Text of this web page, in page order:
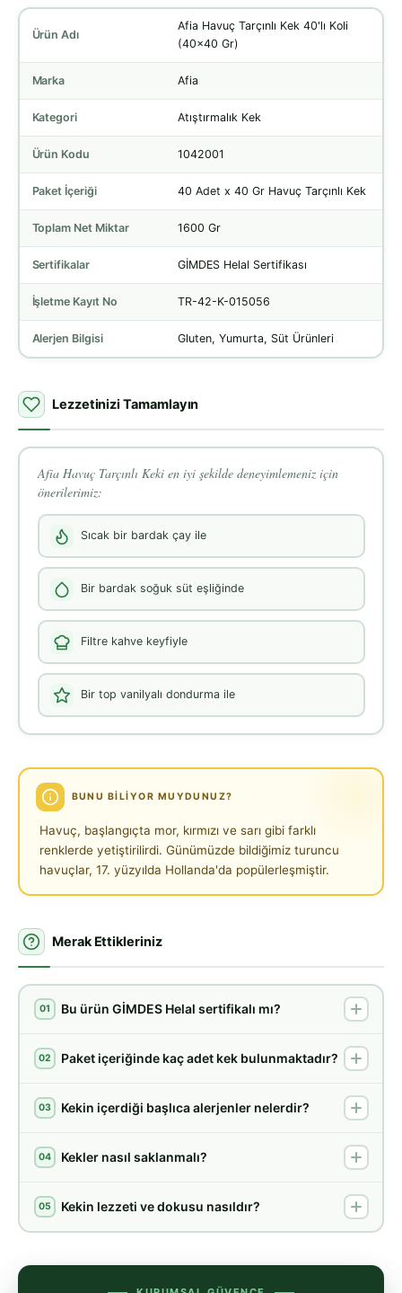
Ürün Adı
Afia Havuç Tarçınlı Kek 40'lı Koli
(40x40 Gr)
Marka Afia
Kategori Atıştırmalık Kek
Ürün Kodu 1042001
Paket İçeriği 40 Adet x 40 Gr Havuç Tarçınlı Kek
Toplam Net Miktar 1600 Gr
Sertifikalar GİMDES Helal Sertifikası
İşletme Kayıt No TR-42-K-015056
Alerjen Bilgisi Gluten, Yumurta, Süt Ürünleri
Lezzetinizi Tamamlayın
Afia Havuç Tarçınlı Keki en iyi şekilde deneyimlemeniz için
önerilerimiz:
Sıcak bir bardak çay ile
Bir bardak soğuk süt eşliğinde
Filtre kahve keyfiyle
Bir top vanilyalı dondurma ile
BUNU BILIYOR MUYDUNUZ?
Havuç, başlangıçta mor, kırmızı ve sarı gibi farklı
renklerde yetiştirilirdi. Günümüzde bildiğimiz turuncu
havuçlar, 17. yüzyılda Hollanda'da popülerleşmiştir.
Merak Ettikleriniz
01 Bu ürün GİMDES Helal sertifikalı mı?
02 Paket içeriğinde kaç adet kek bulunmaktadır?
03 Kekin içerdiği başlıca alerjenler nelerdir?
04 Kekler nasıl saklanmalı?
05 Kekin lezzeti ve dokusu nasıldır?